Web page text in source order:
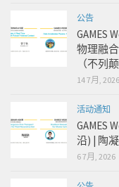
公告
GAMES
物理融
（不列
14 7月, 2026
活动通知
GAMES
沿) | 陶
6 7月, 2026